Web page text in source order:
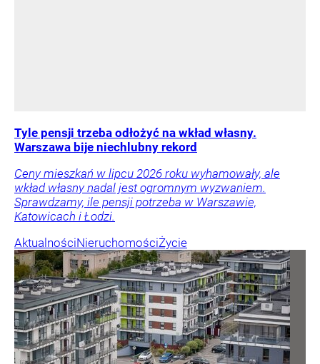
Tyle pensji trzeba odłożyć na wkład własny.
Warszawa bije niechlubny rekord
Ceny mieszkań w lipcu 2026 roku wyhamowały, ale
wkład własny nadal jest ogromnym wyzwaniem.
Sprawdzamy, ile pensji potrzeba w Warszawie,
Katowicach i Łodzi.
AktualnościNieruchomościŻycie